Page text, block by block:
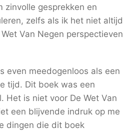
zinvolle gesprekken en
zelfs als ik het niet altijd
Van Negen perspectieven
even meedogenloos als een
tijd. Dit boek was een
Het is niet voor De Wet Van
een blijvende indruk op me
dingen die dit boek